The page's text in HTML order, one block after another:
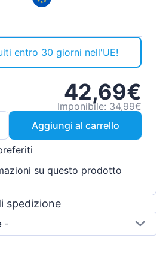
entro 30 giorni nell'UE!
42,69€
Imponibile: 34,99€
Aggiungi al carrello
su questo prodotto
spedizione
-